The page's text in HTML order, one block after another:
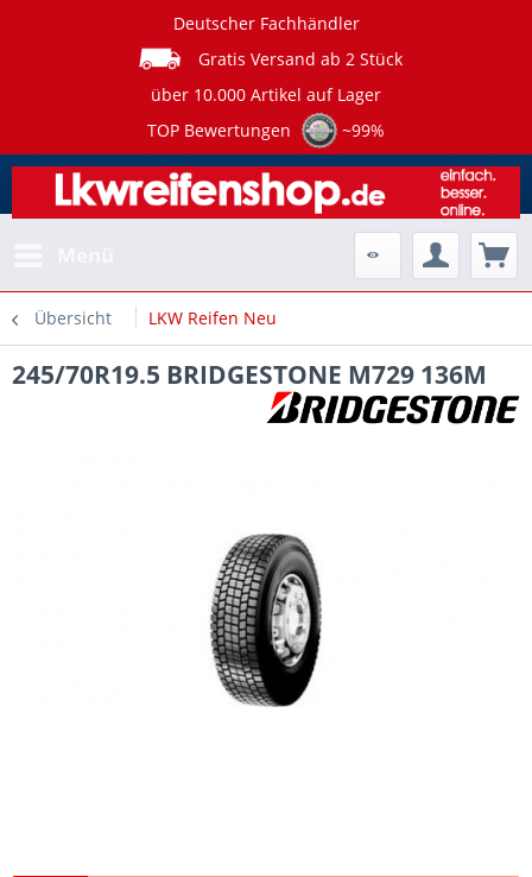
Deutscher Fachhändler
Gratis Versand ab 2 Stück
über 10.000 Artikel auf Lager
TOP Bewertungen
~99%
Übersicht LKW Reifen Neu
245/70R19.5 BRIDGESTONE M729 136M